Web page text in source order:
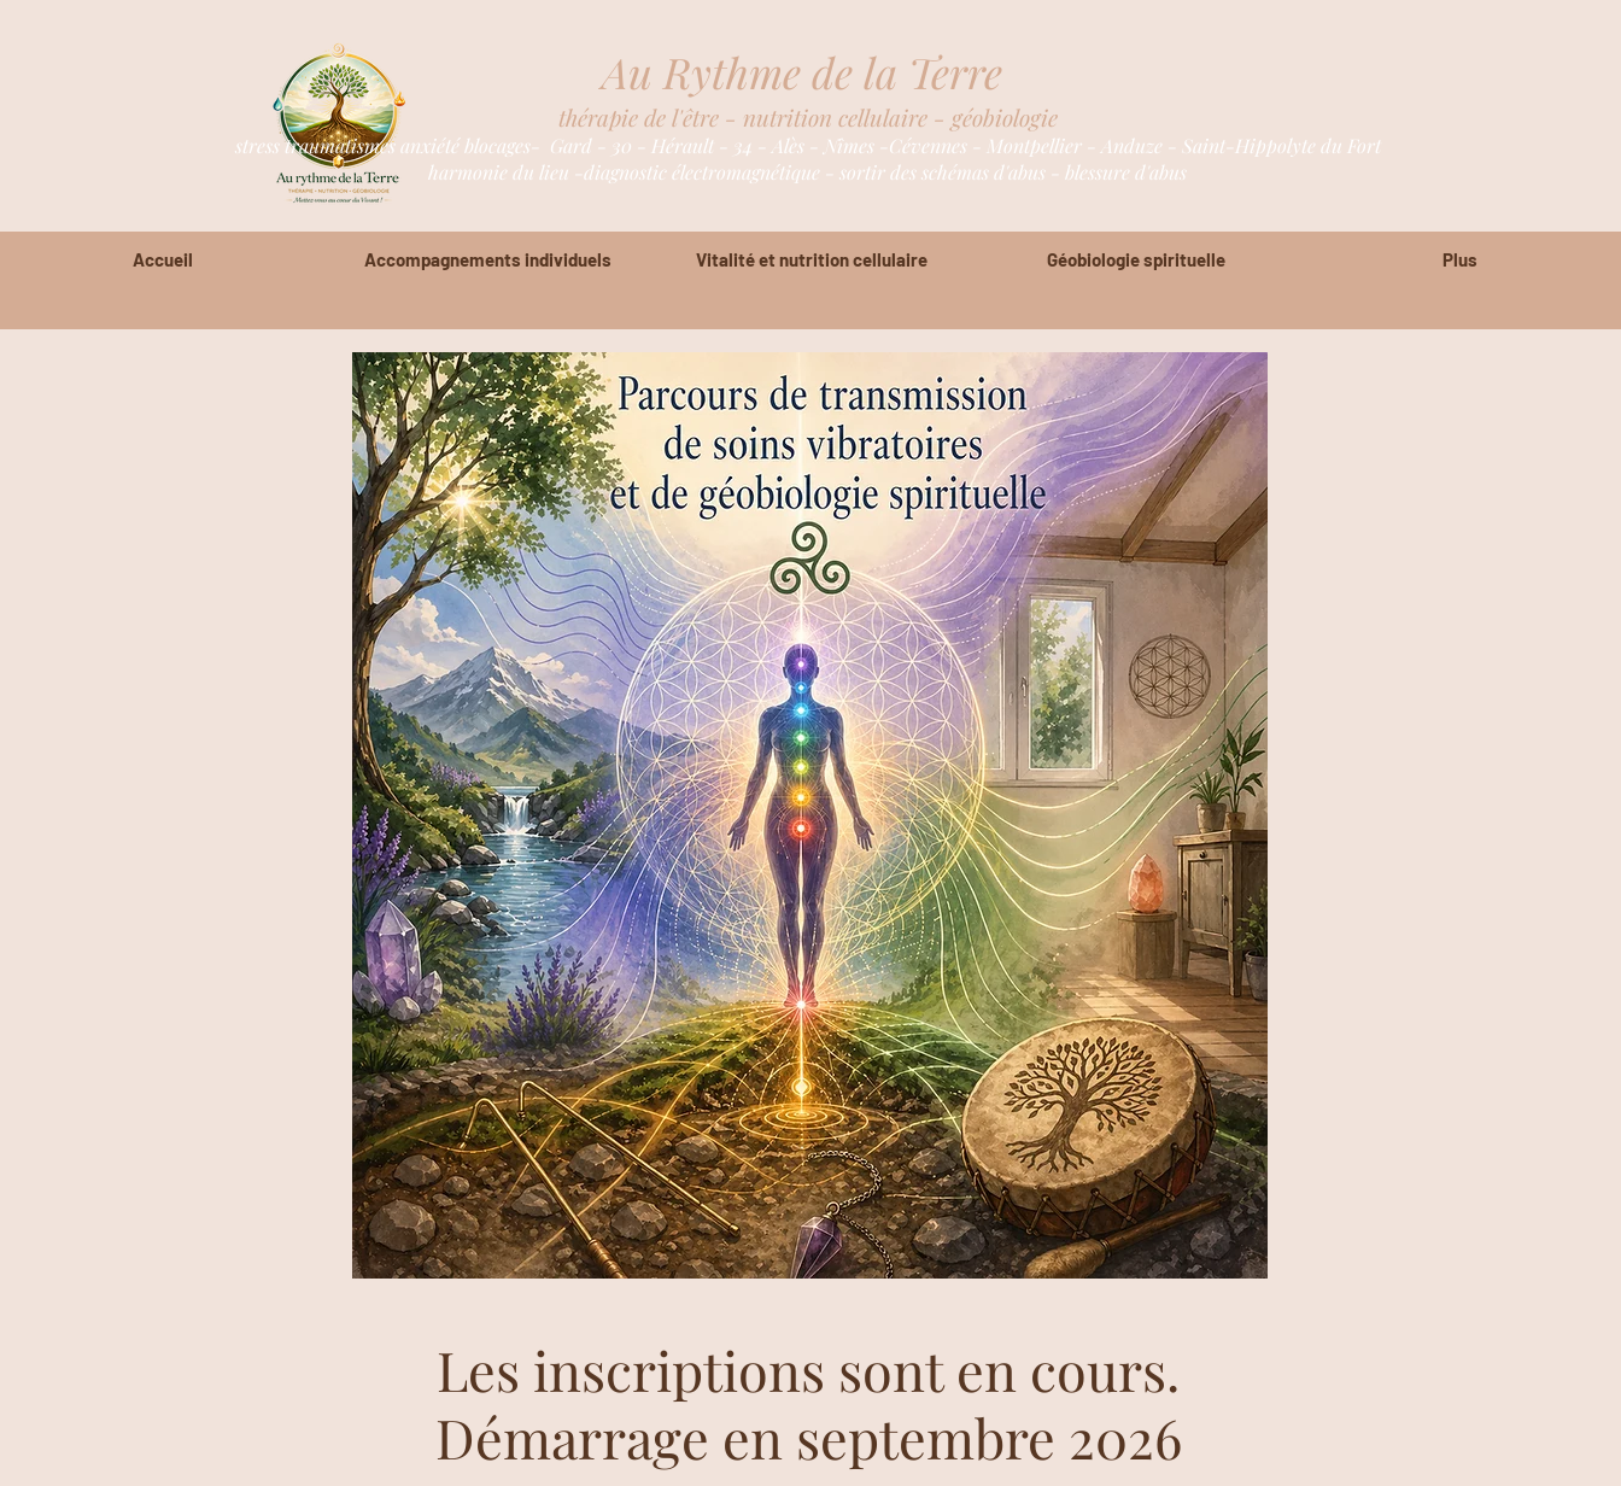
Au Rythme de la Terre
thérapie de l'être - nutrition cellulaire - géobiologie
stress traumatismes anxiété blocages- Gard - 30 - Hérault - 34 - Alès - Nîmes -Cévennes - Montpellier - Anduze - Saint-Hippolyte du Fort
harmonie du lieu -diagnostic électromagnétique - sortir des schémas d'abus - blessure d'abus
Accueil Accompagnements individuels Vitalité et nutrition cellulaire Géobiologie spirituelle Plus
Les inscriptions sont en cours.
Démarrage en septembre 2026